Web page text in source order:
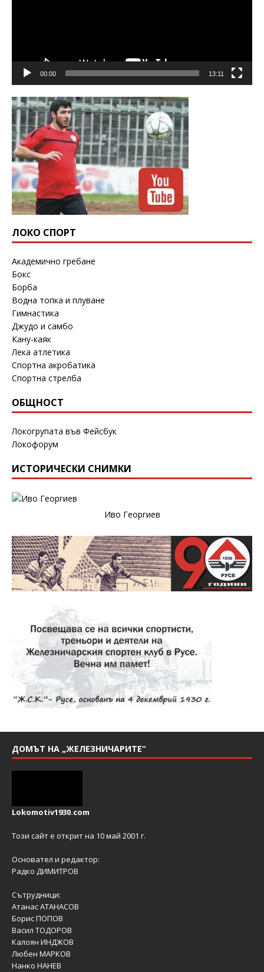
00:00 13:11
ЛОКО СПОРТ
Академично гребане
Бокс
Борба
Водна топка и плуване
Гимнастика
Джудо и самбо
Кану-каяк
Лека атлетика
Спортна акробатика
Спортна стрелба
ОБЩНОСТ
Локогрупата във Фейсбук
Локофорум
ИСТОРИЧЕСКИ СНИМКИ
Иво Георгиев
ДОМЪТ НА „ЖЕЛЕЗНИЧАРИТЕ“
Lokomotiv1930.com
Този сайт е открит на 10 май 2001 г.
Основател и редактор:
Радко ДИМИТРОВ
Сътрудници:
Атанас АТАНАСОВ
Борис ПОПОВ
Васил ТОДОРОВ
Калоян ИНДЖОВ
Любен МАРКОВ
Нанко НАНЕВ